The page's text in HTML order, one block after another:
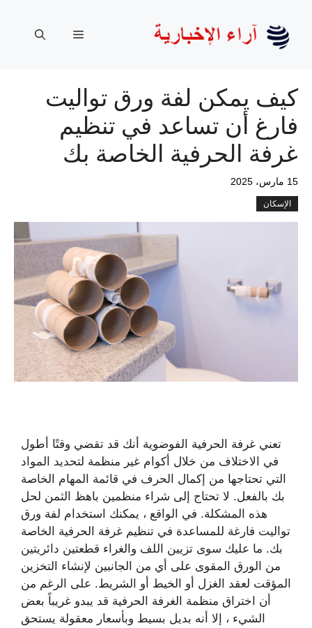
المحتوى
القائمة
كيف يمكن لفة ورق تواليت
فارغ أن تساعد في تنظيم
غرفة الحرفية الخاصة بك
15 مارس، 2025
الإسكان
تعني غرفة الحرفية الفوضوية أنك قد تقضي وقتًا أطول
في الاختلاف من خلال أكوام غير منظمة لتحديد المواد
التي تحتاجها من إكمال الحرف في قائمة المهام الخاصة
بك بالفعل. لا تحتاج إلى شراء منظمين باهظ الثمن لحل
هذه المشكلة. في الواقع ، يمكنك استخدام لفة ورق
تواليت فارغة للمساعدة في تنظيم غرفة الحرفية الخاصة
بك. ما عليك سوى تزيين اللف والغراء قطعتين دائريتين
من الورق المقوى على أي من الجانبين لإنشاء التخزين
المؤقت لعقد الغزل أو الخيط أو الشريط. على الرغم من
أن اختراق منظمة الغرفة الحرفية قد يبدو غريباً بعض
الشيء ، إلا أنه بديل بسيط وبأسعار معقولة يستحق